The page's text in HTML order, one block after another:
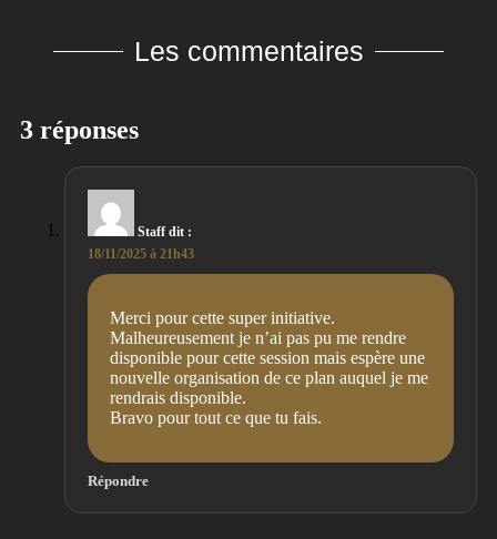
Les commentaires
3 réponses
Staff dit :
18/11/2025 à 21h43
Merci pour cette super initiative.
Malheureusement je n’ai pas pu me rendre
disponible pour cette session mais espère une
nouvelle organisation de ce plan auquel je me
rendrais disponible.
Bravo pour tout ce que tu fais.
Répondre